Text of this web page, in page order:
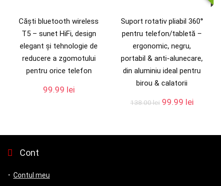
Căști bluetooth wireless
T5 – sunet HiFi, design
elegant și tehnologie de
reducere a zgomotului
pentru orice telefon
99.99 lei
Suport rotativ pliabil 360°
pentru telefon/tabletă –
ergonomic, negru,
portabil & anti‑alunecare,
din aluminiu ideal pentru
birou & calatorii
138.00lei 99.99 lei
Cont
Contul meu